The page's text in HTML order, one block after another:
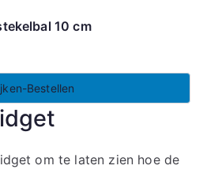
10 cm
Bestellen
om te laten zien hoe de